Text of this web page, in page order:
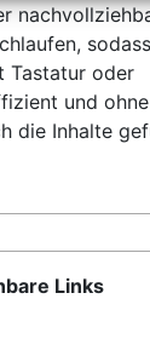
sodass
Tastatur oder
und ohne
die Inhalte
Links